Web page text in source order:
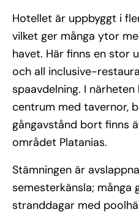
Hotellet är uppbyggt i
vilket ger många ytor
havet. Här finns en stor
och all inclusive-
spaavdelning. I
centrum med tavernor,
gångavstånd bort finns
området Platanias.
Stämningen är
semesterkänsla; många
stranddagar med